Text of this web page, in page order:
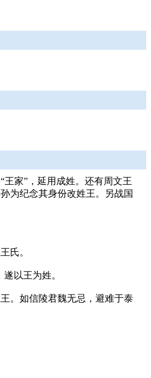
家”，延用成姓。还有周文王
为纪念其身份改姓王。另战国
氏。
以王为姓。
。如信陵君魏无忌，避难于泰